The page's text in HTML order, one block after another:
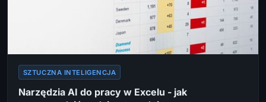
SZTUCZNA INTELIGENCJA
Narzędzia AI do pracy w Excelu - jak